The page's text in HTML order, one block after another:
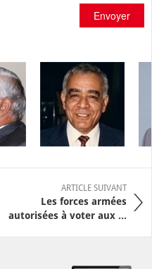
Envoyer
ARTICLE SUIVANT
Les forces armées
autorisées à voter aux ...